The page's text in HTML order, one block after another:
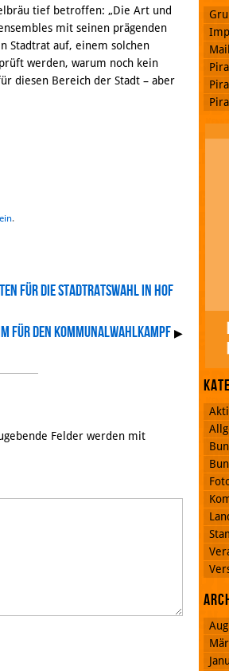
tief betroffen: „Die Art und
mit seinen prägenden
Stadtrat auf, einem solchen
werden, warum noch kein
diesen Bereich der Stadt – aber
.
für die Stadtratswahl in Hof
für den Kommunalwahlkampf ▶
Felder werden mit